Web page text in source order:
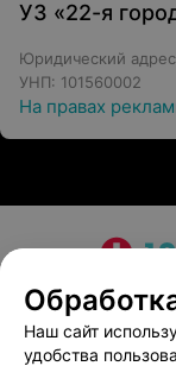
УЗ «22-я
Юридический
УНП: 101560002
На правах
О проекте
Наш сайт
удобства